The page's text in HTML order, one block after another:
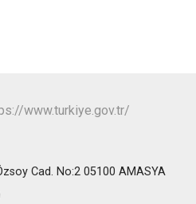
Cad. No:2 05100 AMASYA